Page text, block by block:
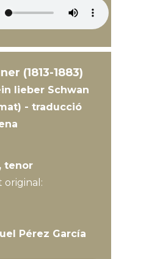
(1813-1883)
lieber Schwan
- traducció
tenor
original:
Pérez García